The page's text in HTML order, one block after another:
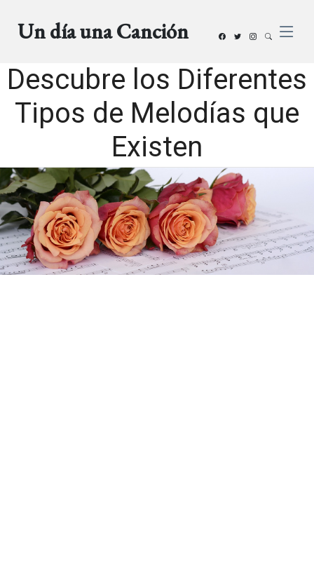
Un día una Canción
Descubre los Diferentes
Tipos de Melodías que
Existen